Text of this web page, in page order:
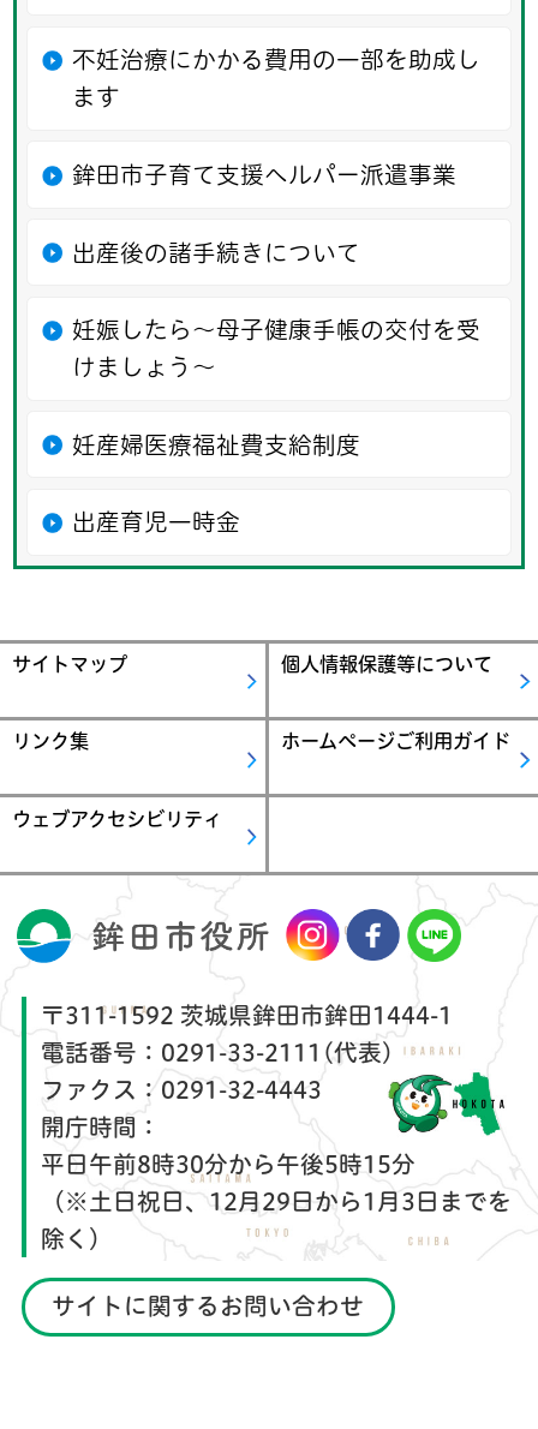
不妊治療にかかる費用の一部を助成し
ます
鉾田市子育て支援ヘルパー派遣事業
出産後の諸手続きについて
妊娠したら～母子健康手帳の交付を受
けましょう～
妊産婦医療福祉費支給制度
出産育児一時金
サイトマップ 個人情報保護等について
リンク集 ホームページご利用ガイド
ウェブアクセシビリティ
〒311-1592 茨城県鉾田市鉾田1444-1
電話番号： 0291-33-2111(代表)
ファクス： 0291-32-4443
開庁時間：
平日午前8時30分から午後5時15分
（※土日祝日、12月29日から1月3日までを
除く）
サイトに関するお問い合わせ